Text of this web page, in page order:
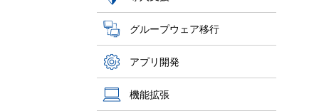
グループウェア移行
アプリ開発
機能拡張